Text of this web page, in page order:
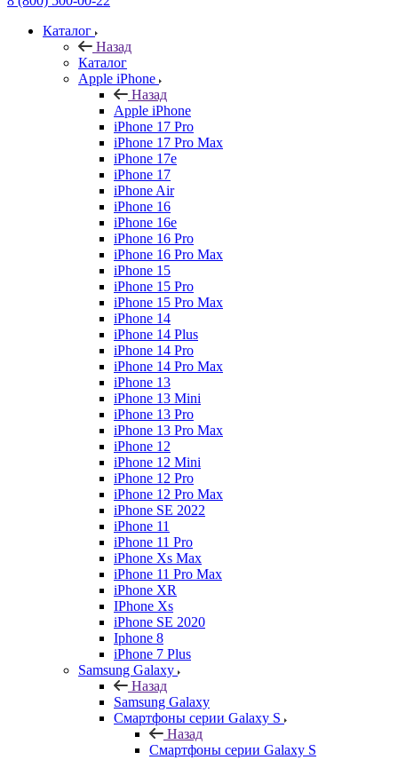
Каталог
Назад
Каталог
Apple iPhone
Назад
Apple iPhone
iPhone 17 Pro
iPhone 17 Pro Max
iPhone 17e
iPhone 17
iPhone Air
iPhone 16
iPhone 16e
iPhone 16 Pro
iPhone 16 Pro Max
iPhone 15
iPhone 15 Pro
iPhone 15 Pro Max
iPhone 14
iPhone 14 Plus
iPhone 14 Pro
iPhone 14 Pro Max
iPhone 13
iPhone 13 Mini
iPhone 13 Pro
iPhone 13 Pro Max
iPhone 12
iPhone 12 Mini
iPhone 12 Pro
iPhone 12 Pro Max
iPhone SE 2022
iPhone 11
iPhone 11 Pro
iPhone Xs Max
iPhone 11 Pro Max
iPhone XR
IPhone Xs
iPhone SE 2020
Iphone 8
iPhone 7 Plus
Samsung Galaxy
Назад
Samsung Galaxy
Смартфоны серии Galaxy S
Назад
Смартфоны серии Galaxy S